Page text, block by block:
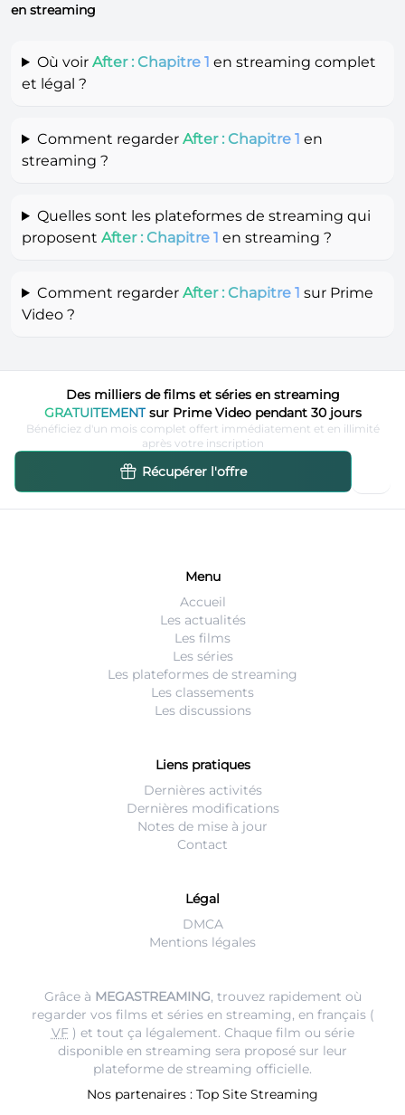
en streaming
Où voir After : Chapitre 1 en streaming complet
et légal ?
Comment regarder After : Chapitre 1 en
streaming ?
Quelles sont les plateformes de streaming qui
proposent After : Chapitre 1 en streaming ?
Comment regarder After : Chapitre 1 sur Prime
Video ?
Des milliers de films et séries en streaming
GRATUITEMENTsur Prime Video pendant 30 jours
Bénéficiez d'un mois complet offert immédiatement et en illimité
après votre inscription
Récupérer l'offre
Menu
Accueil
Les actualités
Les films
Les séries
Les plateformes de streaming
Les classements
Les discussions
Liens pratiques
Dernières activités
Dernières modifications
Notes de mise à jour
Contact
Légal
DMCA
Mentions légales
Grâce à MEGASTREAMING, trouvez rapidement où
regarder vos films et séries en streaming, en français (
VF) et tout ça légalement. Chaque film ou série
disponible en streaming sera proposé sur leur
plateforme de streaming officielle.
Nos partenaires : Top Site Streaming